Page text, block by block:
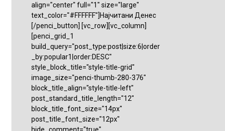
align="center" full="1" size="large"
text_color="#FFFFFF"]Најчитани Денес
[/penci_button] [vc_row][vc_column]
[penci_grid_1
build_query="post_type:post|size:6|order
_by:popular1|order:DESC"
style_block_title="style-title-grid"
image_size="penci-thumb-280-376"
block_title_align="style-title-left"
post_standard_title_length="12"
block_title_font_size="14px"
post_title_font_size="12px"